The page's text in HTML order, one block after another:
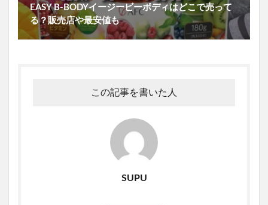
EASY B-BODYイージービーボディはどこで売って
る？販売店や最安値も
この記事を書いた人
SUPU